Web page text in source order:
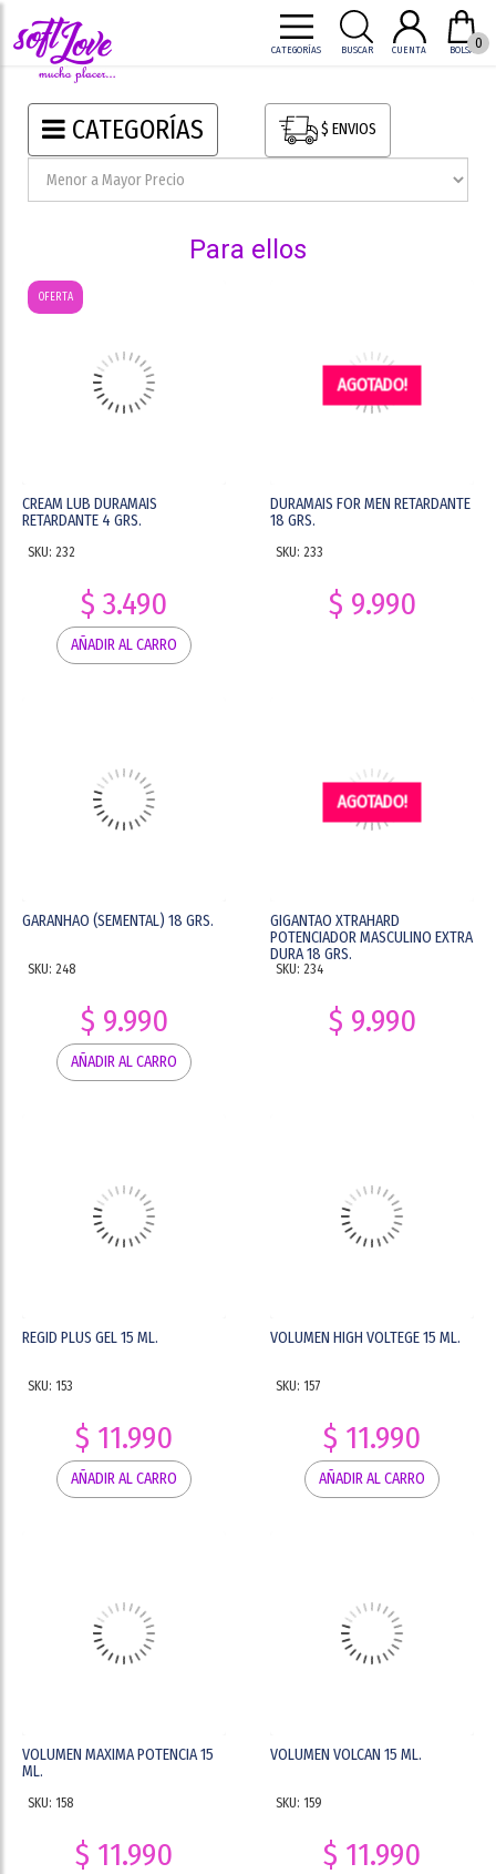
BOLSA 0
CUENTA
BUSCAR
CATEGORÍAS
CATEGORÍAS $ ENVIOS
para ellos
OFERTA
CREAM LUB DURAMAIS
RETARDANTE 4 GRS.
SKU: 232
$ 3.490
AÑADIR AL CARRO
AGOTADO!
DURAMAIS FOR MEN RETARDANTE
18 GRS.
SKU: 233
$ 9.990
GARANHAO (SEMENTAL) 18 GRS.
SKU: 248
$ 9.990
AÑADIR AL CARRO
AGOTADO!
GIGANTAO XTRAHARD
POTENCIADOR MASCULINO EXTRA
DURA 18 GRS.
SKU: 234
$ 9.990
REGID PLUS GEL 15 ML.
SKU: 153
$ 11.990
AÑADIR AL CARRO
VOLUMEN HIGH VOLTEGE 15 ML.
SKU: 157
$ 11.990
AÑADIR AL CARRO
VOLUMEN MAXIMA POTENCIA 15
ML.
SKU: 158
$ 11.990
VOLUMEN VOLCAN 15 ML.
SKU: 159
$ 11.990